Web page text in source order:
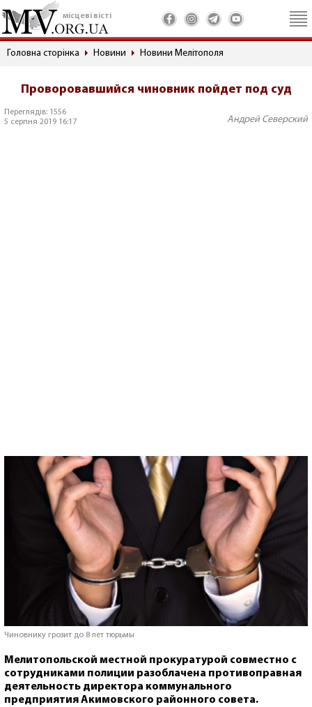
місцеві вісті
Головна сторінка Новини Новини Мелітополя
Проворовавшийся чиновник пойдет под суд
Переглядів: 1556
5 серпня 2019 16:17
Андрей Северский
Чиновнику грозит до 8 лет тюрьмы
Мелитопольской местной прокуратурой совместно с
сотрудниками полиции разоблачена противоправная
деятельность директора коммунального
предприятия Акимовского районного совета.